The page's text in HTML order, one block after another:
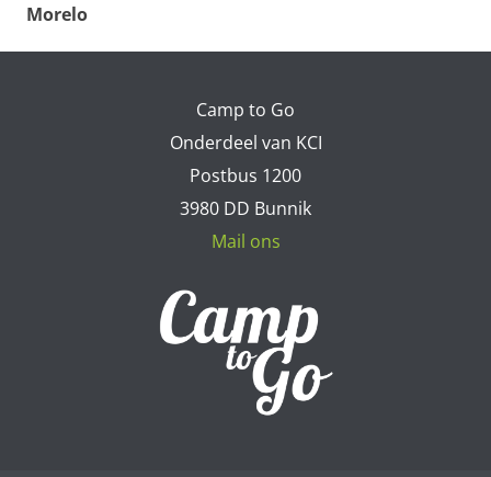
Morelo
Camp to Go
Onderdeel van KCI
Postbus 1200
3980 DD Bunnik
Mail ons